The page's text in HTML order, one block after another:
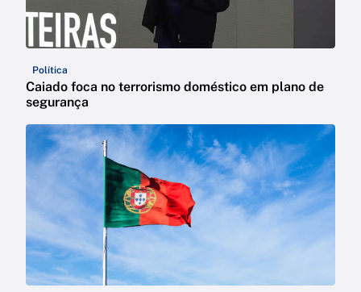
Política
Caiado foca no terrorismo doméstico em plano de
segurança